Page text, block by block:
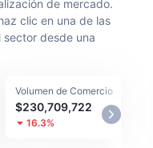
de mercado.
clic en una de las
desde una
Volumen de Comercio
$230,709,722
16.3%